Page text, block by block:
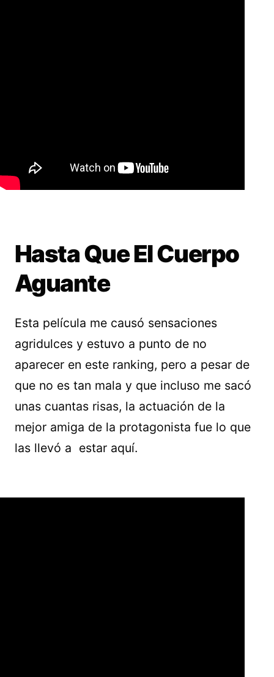
Hasta Que El Cuerpo
Aguante
Esta película me causó sensaciones
agridulces y estuvo a punto de no
aparecer en este ranking, pero a pesar de
que no es tan mala y que incluso me sacó
unas cuantas risas, la actuación de la
mejor amiga de la protagonista fue lo que
las llevó a estar aquí.